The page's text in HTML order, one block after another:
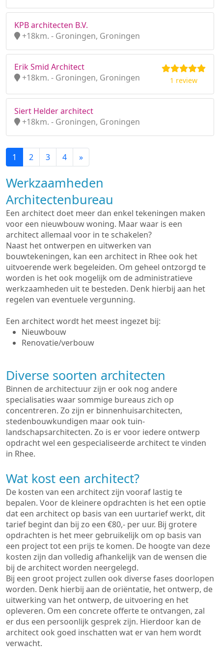
KPB architecten B.V.
+18km. - Groningen, Groningen
Erik Smid Architect
+18km. - Groningen, Groningen
1 review
Siert Helder architect
+18km. - Groningen, Groningen
1 2 3 4 »
Werkzaamheden
Architectenbureau
Een architect doet meer dan enkel tekeningen maken
voor een nieuwbouw woning. Maar waar is een
architect allemaal voor in te schakelen?
Naast het ontwerpen en uitwerken van
bouwtekeningen, kan een architect in Rhee ook het
uitvoerende werk begeleiden. Om geheel ontzorgd te
worden is het ook mogelijk om de administratieve
werkzaamheden uit te besteden. Denk hierbij aan het
regelen van eventuele vergunning.
Een architect wordt het meest ingezet bij:
Nieuwbouw
Renovatie/verbouw
Diverse soorten architecten
Binnen de architectuur zijn er ook nog andere
specialisaties waar sommige bureaus zich op
concentreren. Zo zijn er binnenhuisarchitecten,
stedenbouwkundigen maar ook tuin-
landschapsarchitecten. Zo is er voor iedere ontwerp
opdracht wel een gespecialiseerde architect te vinden
in Rhee.
Wat kost een architect?
De kosten van een architect zijn vooraf lastig te
bepalen. Voor de kleinere opdrachten is het een optie
dat een architect op basis van een uurtarief werkt, dit
tarief begint dan bij zo een €80,- per uur. Bij grotere
opdrachten is het meer gebruikelijk om op basis van
een project tot een prijs te komen. De hoogte van deze
kosten zijn dan volledig afhankelijk van de wensen die
bij de architect worden neergelegd.
Bij een groot project zullen ook diverse fases doorlopen
worden. Denk hierbij aan de oriëntatie, het ontwerp, de
uitwerking van het ontwerp, de uitvoering en het
opleveren. Om een concrete offerte te ontvangen, zal
er dus een persoonlijk gesprek zijn. Hierdoor kan de
architect ook goed inschatten wat er van hem wordt
verwacht.